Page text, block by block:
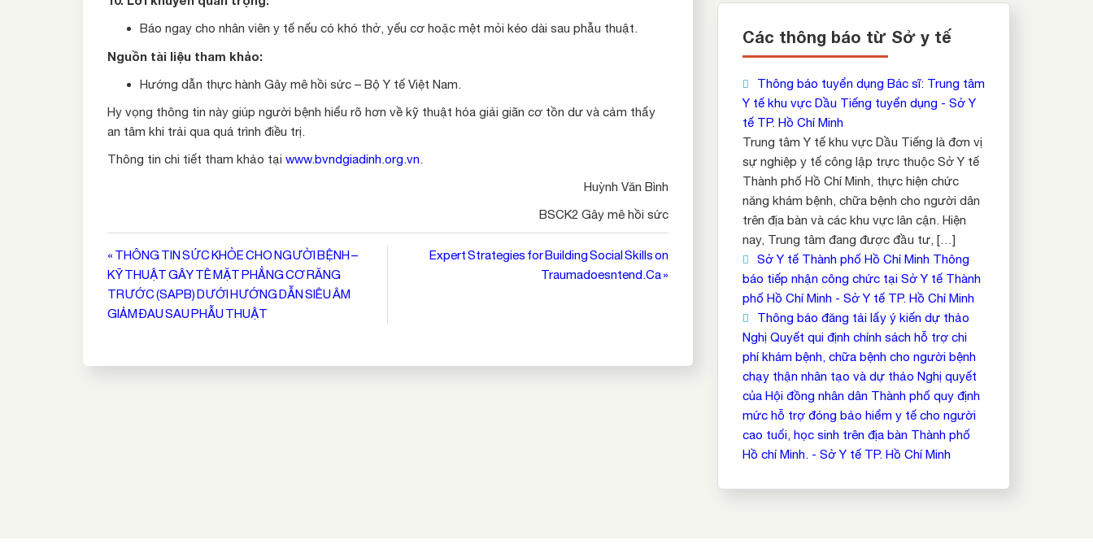
Báo ngay cho nhân viên y tế nếu có khó thở, yếu cơ hoặc mệt mỏi kéo dài sau phẫu thuật.
Nguồn tài liệu tham khảo:
Hướng dẫn thực hành Gây mê hồi sức – Bộ Y tế Việt Nam.
Hy vọng thông tin này giúp người bệnh hiểu rõ hơn về kỹ thuật hóa giải giãn cơ tồn dư và cảm thấy
an tâm khi trải qua quá trình điều trị.
Thông tin chi tiết tham khảo tại www.bvndgiadinh.org.vn.
Huỳnh Văn Bình
BSCK2 Gây mê hồi sức
Điều
hướng
bài
« THÔNG TIN SỨC KHỎE CHO NGƯỜI BỆNH –
KỸ THUẬT GÂY TÊ MẶT PHẲNG CƠ RĂNG
TRƯỚC (SAPB) DƯỚI HƯỚNG DẪN SIÊU ÂM
GIẢM ĐAU SAU PHẪU THUẬT
Expert Strategies for Building Social Skills on
Traumadoesntend.Ca »
Các thông báo từ Sở y tế
Thông báo tuyển dụng Bác sĩ: Trung tâm
Y tế khu vực Dầu Tiếng tuyển dụng - Sở Y
tế TP. Hồ Chí Minh
Trung tâm Y tế khu vực Dầu Tiếng là đơn vị
sự nghiệp y tế công lập trực thuộc Sở Y tế
Thành phố Hồ Chí Minh, thực hiện chức
năng khám bệnh, chữa bệnh cho người dân
trên địa bàn và các khu vực lân cận. Hiện
nay, Trung tâm đang được đầu tư, […]
Sở Y tế Thành phố Hồ Chí Minh Thông
báo tiếp nhận công chức tại Sở Y tế Thành
phố Hồ Chí Minh - Sở Y tế TP. Hồ Chí Minh
Thông báo đăng tải lấy ý kiến dự thảo
Nghị Quyết qui định chính sách hỗ trợ chi
phí khám bệnh, chữa bệnh cho người bệnh
chạy thận nhân tạo và dự thảo Nghị quyết
của Hội đồng nhân dân Thành phố quy định
mức hỗ trợ đóng bảo hiểm y tế cho người
cao tuổi, học sinh trên địa bàn Thành phố
Hồ chí Minh. - Sở Y tế TP. Hồ Chí Minh